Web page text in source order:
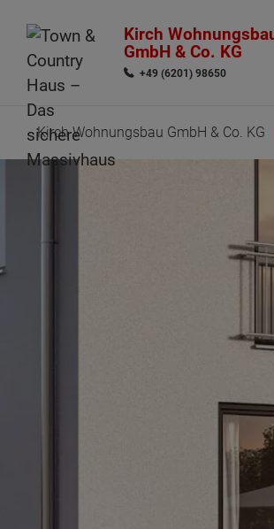
Kirch
GmbH & Co. KG
+49 (6201) 98650
Kirch Wohnungsbau GmbH & Co. KG